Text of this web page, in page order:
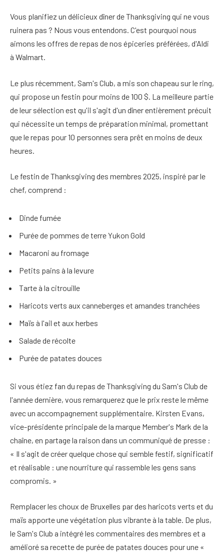
Vous planifiez un délicieux dîner de Thanksgiving qui ne vous
ruinera pas ? Nous vous entendons. C'est pourquoi nous
aimons les offres de repas de nos épiceries préférées, d'Aldi
à Walmart.
Le plus récemment, Sam's Club, a mis son chapeau sur le ring,
qui propose un festin pour moins de 100 $. La meilleure partie
de leur sélection est qu'il s'agit d'un dîner entièrement précuit
qui nécessite un temps de préparation minimal, promettant
que le repas pour 10 personnes sera prêt en moins de deux
heures.
Le festin de Thanksgiving des membres 2025, inspiré par le
chef, comprend :
Dinde fumée
Purée de pommes de terre Yukon Gold
Macaroni au fromage
Petits pains à la levure
Tarte à la citrouille
Haricots verts aux canneberges et amandes tranchées
Maïs à l'ail et aux herbes
Salade de récolte
Purée de patates douces
Si vous étiez fan du repas de Thanksgiving du Sam's Club de
l'année dernière, vous remarquerez que le prix reste le même
avec un accompagnement supplémentaire. Kirsten Evans,
vice-présidente principale de la marque Member's Mark de la
chaîne, en partage la raison dans un communiqué de presse :
« Il s'agit de créer quelque chose qui semble festif, significatif
et réalisable : une nourriture qui rassemble les gens sans
compromis. »
Remplacer les choux de Bruxelles par des haricots verts et du
maïs apporte une végétation plus vibrante à la table. De plus,
le Sam's Club a intégré les commentaires des membres et a
amélioré sa recette de purée de patates douces pour une «